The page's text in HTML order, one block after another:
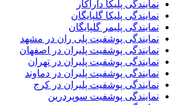
نمایندگی پلیکا داراکار
نمایندگی پلیکا گلپایگان
نمایندگی پلیمر گلپایگان
نمایندگی پوشفیت پلی ران در مشهد
نمایندگی پوشفیت پلیران در اصفهان
نمایندگی پوشفیت پلیران در تهران
نمایندگی پوشفیت پلیران در دماوند
نمایندگی پوشفیت پلیران در کرج
نمایندگی پوشفیت سوپردرین